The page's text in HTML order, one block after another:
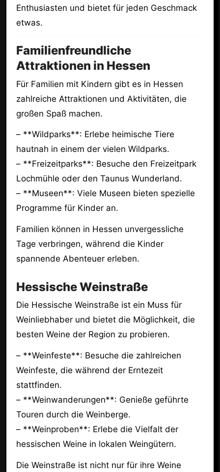
Enthusiasten und bietet für jeden Geschmack
etwas.
Familienfreundliche
Attraktionen in Hessen
Für Familien mit Kindern gibt es in Hessen
zahlreiche Attraktionen und Aktivitäten, die
großen Spaß machen.
– **Wildparks**: Erlebe heimische Tiere
hautnah in einem der vielen Wildparks.
– **Freizeitparks**: Besuche den Freizeitpark
Lochmühle oder den Taunus Wunderland.
– **Museen**: Viele Museen bieten spezielle
Programme für Kinder an.
Familien können in Hessen unvergessliche
Tage verbringen, während die Kinder
spannende Abenteuer erleben.
Hessische Weinstraße
Die Hessische Weinstraße ist ein Muss für
Weinliebhaber und bietet die Möglichkeit, die
besten Weine der Region zu probieren.
– **Weinfeste**: Besuche die zahlreichen
Weinfeste, die während der Erntezeit
stattfinden.
– **Weinwanderungen**: Genieße geführte
Touren durch die Weinberge.
– **Weinproben**: Erlebe die Vielfalt der
hessischen Weine in lokalen Weingütern.
Die Weinstraße ist nicht nur für ihre Weine